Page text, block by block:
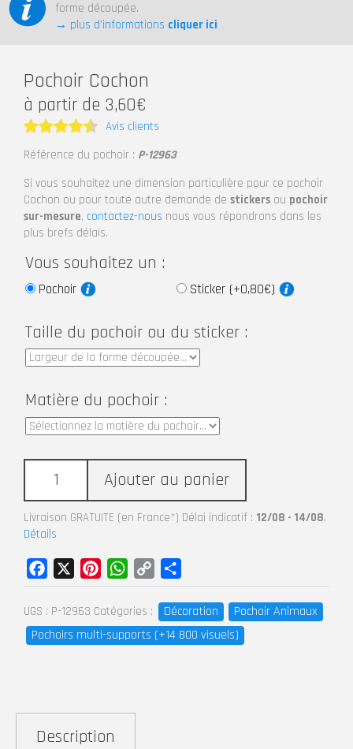
forme découpée.
→ plus d’informations cliquer ici
Pochoir Cochon
à partir de 3,60€
Note4.5
Avis clients
Référence du pochoir : P-12963
Si vous souhaitez une dimension particulière pour ce pochoir
Cochon ou pour toute autre demande de stickers ou pochoir
sur-mesure, contactez-nous nous vous répondrons dans les
plus brefs délais.
Vous souhaitez un :
Pochoir Sticker (+0,80€)
Taille du pochoir ou du sticker :
Matière du pochoir :
Ajouter au panier
Livraison GRATUITE (en France*) Délai indicatif : 12/08 - 14/08.
Détails
UGS : P-12963 Catégories : Décoration
Pochoir Animaux
Pochoirs multi-supports (+14 800 visuels)
Facebook PinterestWhatsApp
Copy
Link
Description